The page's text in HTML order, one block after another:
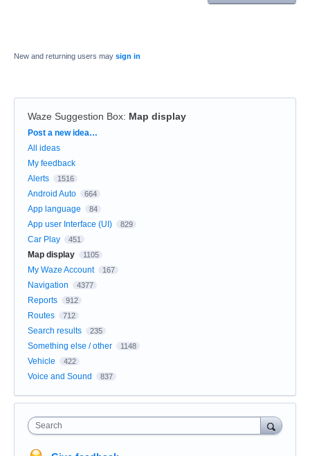
New and returning users may sign in
Waze Suggestion Box: Map display
Categories
Post a new idea…
All ideas
My feedback
Alerts
1516
Android Auto 664
App language 84
App user Interface (UI) 829
Car Play 451
Map display 1105
My Waze Account 167
Navigation 4377
Reports 912
Routes 712
Search results 235
Something else / other 1148
Vehicle 422
Voice and Sound 837
Search